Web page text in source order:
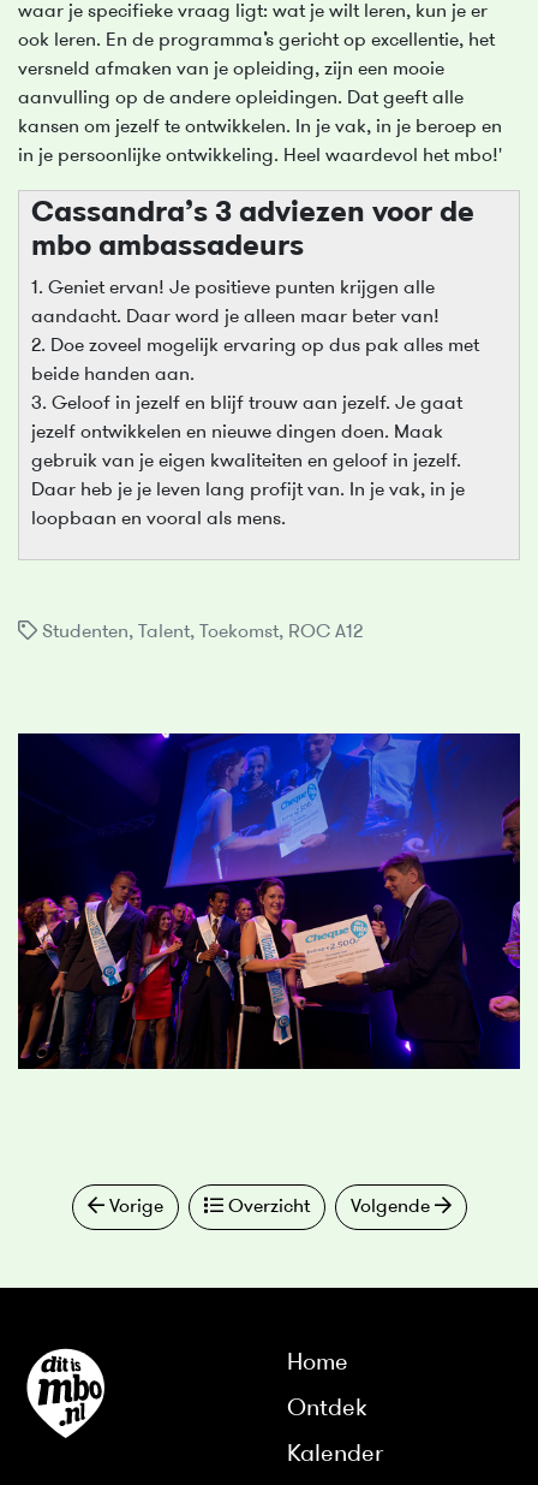
waar je specifieke vraag ligt: wat je wilt leren, kun je er
ook leren. En de programma’s gericht op excellentie, het
versneld afmaken van je opleiding, zijn een mooie
aanvulling op de andere opleidingen. Dat geeft alle
kansen om jezelf te ontwikkelen. In je vak, in je beroep en
in je persoonlijke ontwikkeling. Heel waardevol het mbo!'
Cassandra’s 3 adviezen voor de
mbo ambassadeurs
1. Geniet ervan! Je positieve punten krijgen alle
aandacht. Daar word je alleen maar beter van!
2. Doe zoveel mogelijk ervaring op dus pak alles met
beide handen aan.
3. Geloof in jezelf en blijf trouw aan jezelf. Je gaat
jezelf ontwikkelen en nieuwe dingen doen. Maak
gebruik van je eigen kwaliteiten en geloof in jezelf.
Daar heb je je leven lang profijt van. In je vak, in je
loopbaan en vooral als mens.
Studenten, Talent, Toekomst, ROC A12
Vorige Overzicht Volgende
Home
Ontdek
Kalender